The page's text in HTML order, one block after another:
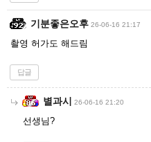
기분좋은오후 26-06-16 21:17
촬영 허가도 해드림
답글
별과시 26-06-16 21:20
선생님?